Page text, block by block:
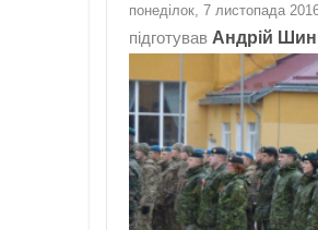
понеділок, 7 листопада
підготував Андрій